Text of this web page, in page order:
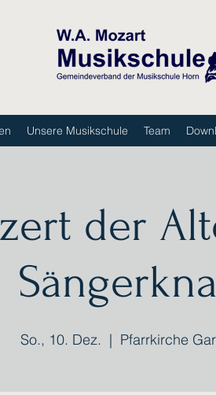
Unsere Musikschule Team
der
So., 10. Dez.
  |
Pfarrkirche